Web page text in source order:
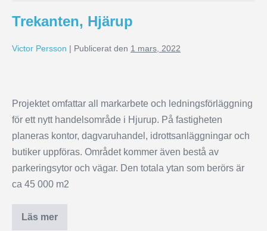
Trekanten, Hjärup
Victor Persson | Publicerat den 1 mars, 2022
Projektet omfattar all markarbete och ledningsförläggning
för ett nytt handelsområde i Hjurup. På fastigheten
planeras kontor, dagvaruhandel, idrottsanläggningar och
butiker uppföras. Området kommer även bestå av
parkeringsytor och vägar. Den totala ytan som berörs är
ca 45 000 m2
Läs mer